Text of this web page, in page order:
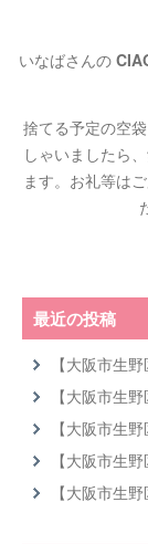
いなばさんの
捨てる予定の空
しゃいましたら、
ます。お礼等は
最近の投稿
【大阪市生
【大阪市生
【大阪市生
【大阪市生
【大阪市生